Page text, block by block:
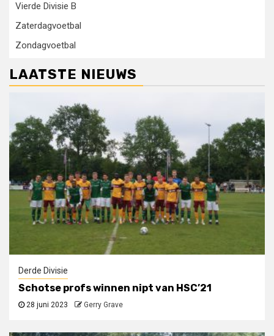
Vierde Divisie B
Zaterdagvoetbal
Zondagvoetbal
LAATSTE NIEUWS
Derde Divisie
Schotse profs winnen nipt van HSC’21
28 juni 2023 Gerry Grave